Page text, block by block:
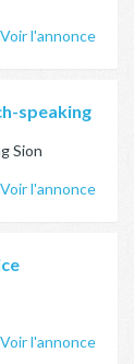
Voir l'annonce
speaking
Sion
Voir l'annonce
Voir l'annonce